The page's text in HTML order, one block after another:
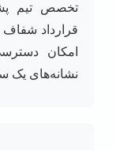
تخصص تیم
قرارداد شفاف
امکان
نشانه‌های یک